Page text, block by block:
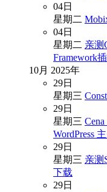
04日
星期二
04日
星期二 亲测
Framework
10月 2025年
29日
星期三
29日
星期三
WordPress
29日
星期三 亲测
下载
29日